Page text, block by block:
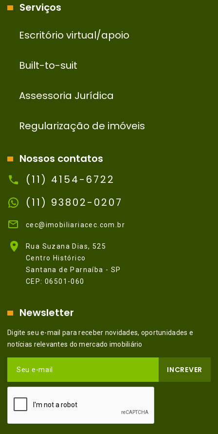
Serviços
Escritório virtual/apoio
Built-to-suit
Assessoria Jurídica
Regularização de imóveis
Nossos contatos
(11) 4154-6722
(11) 93802-0207
cec@imobiliariacec.com.br
Rua Suzana Dias, 525
Centro Histórico
Santana de Parnaíba - SP
CEP: 06501-060
Newsletter
Digite seu e-mail para receber novidades, oportunidades e
notícias relevantes do mercado imobiliário
Seu e-mail INCREVER